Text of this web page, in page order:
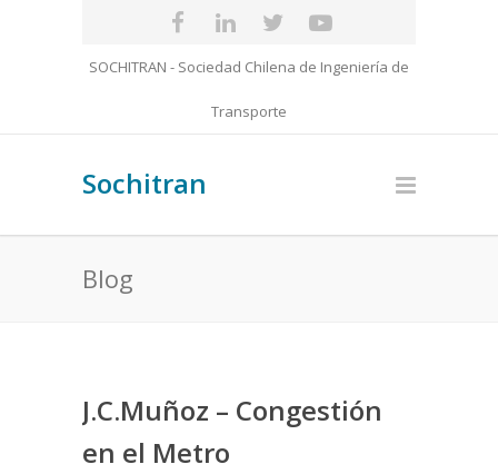
SOCHITRAN - Sociedad Chilena de Ingeniería de
Transporte
Sochitran
Blog
J.C.Muñoz – Congestión
en el Metro